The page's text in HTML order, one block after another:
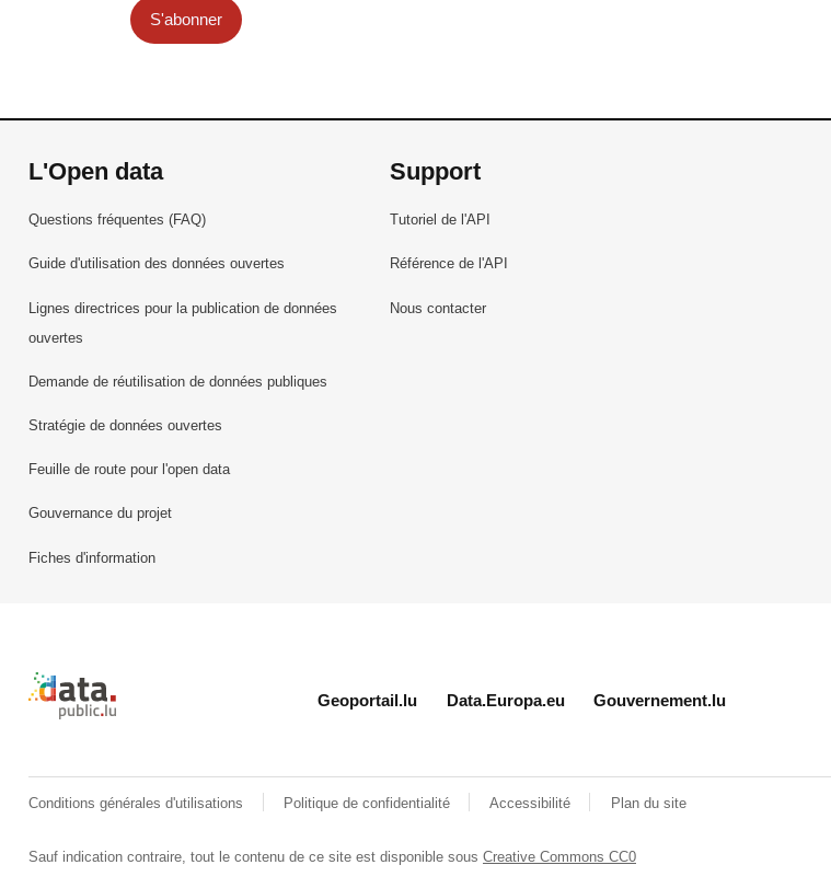
S'abonner
L'Open data
Questions fréquentes (FAQ)
Guide d'utilisation des données ouvertes
Lignes directrices pour la publication de données
ouvertes
Demande de réutilisation de données publiques
Stratégie de données ouvertes
Feuille de route pour l'open data
Gouvernance du projet
Fiches d'information
Support
Tutoriel de l'API
Référence de l'API
Nous contacter
Retour à l'accueil de data.public.lu
Geoportail.lu Data.Europa.eu Gouvernement.lu
Conditions générales d'utilisations Politique de confidentialité Accessibilité Plan du site
Sauf indication contraire, tout le contenu de ce site est disponible sousCreative Commons CC0